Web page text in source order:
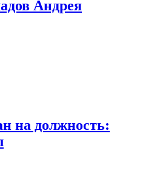
Андрея
на должность: